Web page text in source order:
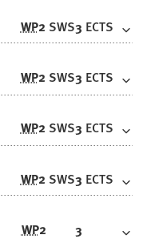
WP2 SWS3 ECTS
WP2 SWS3 ECTS
WP2 SWS3 ECTS
WP2 SWS3 ECTS
WP2
3